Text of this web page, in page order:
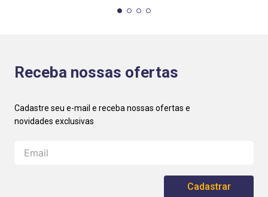
Receba nossas ofertas
Cadastrar